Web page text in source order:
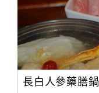
長白人參藥膳鍋